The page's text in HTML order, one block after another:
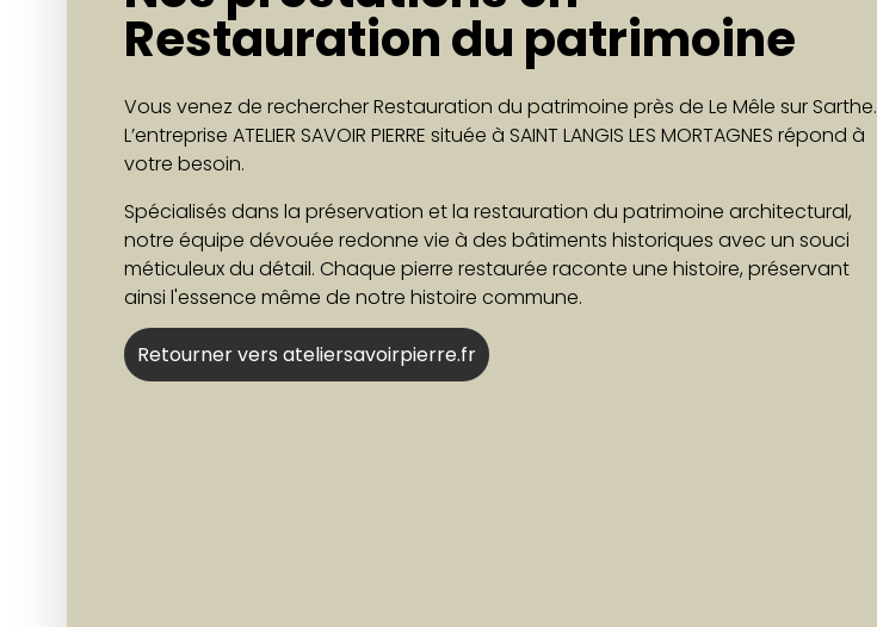
Restauration du patrimoine
Vous venez de rechercher Restauration du patrimoine près de Le Mêle sur Sarthe.
L’entreprise ATELIER SAVOIR PIERRE située à SAINT LANGIS LES MORTAGNES répond à
votre besoin.
Spécialisés dans la préservation et la restauration du patrimoine architectural,
notre équipe dévouée redonne vie à des bâtiments historiques avec un souci
méticuleux du détail. Chaque pierre restaurée raconte une histoire, préservant
ainsi l'essence même de notre histoire commune.
Retourner vers ateliersavoirpierre.fr